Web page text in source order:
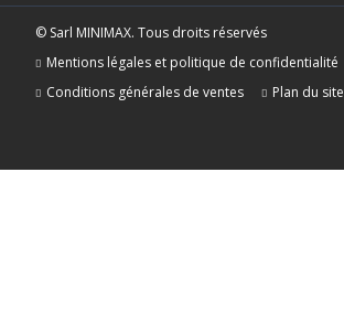
© Sarl MINIMAX. Tous droits réservés
Mentions légales et politique de confidentialité
Conditions générales de ventes
Plan du site